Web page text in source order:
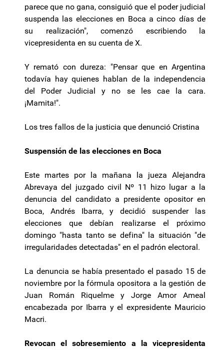
parece que no gana, consiguió que el poder judicial
suspenda las elecciones en Boca a cinco días de
su realización", comenzó escribiendo la
vicepresidenta en su cuenta de X.
Y remató con dureza: "Pensar que en Argentina
todavía hay quienes hablan de la independencia
del Poder Judicial y no se les cae la cara.
¡Mamita!".
Los tres fallos de la justicia que denunció Cristina
Suspensión de las elecciones en Boca
Este martes por la mañana la jueza Alejandra
Abrevaya del juzgado civil Nº 11 hizo lugar a la
denuncia del candidato a presidente opositor en
Boca, Andrés Ibarra, y decidió suspender las
elecciones que debían realizarse el próximo
domingo "hasta tanto se defina" la situación "de
irregularidades detectadas" en el padrón electoral.
La denuncia se había presentado el pasado 15 de
noviembre por la fórmula opositora a la gestión de
Juan Román Riquelme y Jorge Amor Ameal
encabezada por Ibarra y el expresidente Mauricio
Macri.
Revocan el sobresemiento a la vicepresidenta